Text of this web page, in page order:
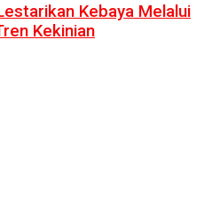
Kebaya Melalui
Kekinian